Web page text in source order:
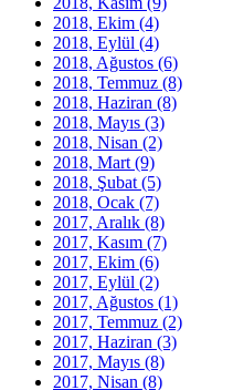
2018, Ekim (4)
2018, Eylül (4)
2018, Ağustos (6)
2018, Temmuz (8)
2018, Haziran (8)
2018, Mayıs (3)
2018, Nisan (2)
2018, Mart (9)
2018, Şubat (5)
2018, Ocak (7)
2017, Aralık (8)
2017, Kasım (7)
2017, Ekim (6)
2017, Eylül (2)
2017, Ağustos (1)
2017, Temmuz (2)
2017, Haziran (3)
2017, Mayıs (8)
2017, Nisan (8)